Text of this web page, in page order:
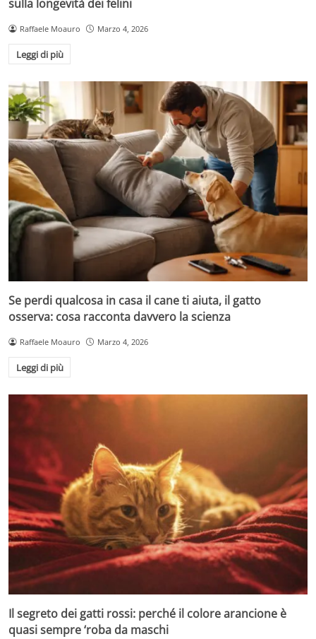
sulla longevità dei felini
Raffaele Moauro Marzo 4, 2026
Leggi di più
Se perdi qualcosa in casa il cane ti aiuta, il gatto
osserva: cosa racconta davvero la scienza
Raffaele Moauro Marzo 4, 2026
Leggi di più
Il segreto dei gatti rossi: perché il colore arancione è
quasi sempre ‘roba da maschi